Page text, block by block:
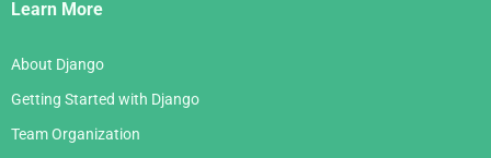
Learn More
About Django
Getting Started with Django
Team Organization